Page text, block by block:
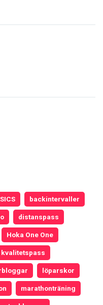
backintervaller
distanspass
Hoka One One
kvalitetspass
löparskor
marathonträning